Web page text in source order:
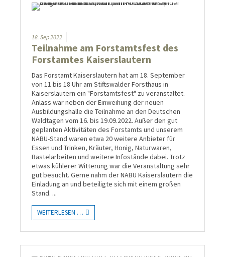
18. Sep 2022
Teilnahme am Forstamtsfest des
Forstamtes Kaiserslautern
Das Forstamt Kaiserslautern hat am 18. September
von 11 bis 18 Uhr am Stiftswalder Forsthaus in
Kaiserslautern ein "Forstamtsfest" zu veranstaltet.
Anlass war neben der Einweihung der neuen
Ausbildungshalle die Teilnahme an den Deutschen
Waldtagen vom 16. bis 19.09.2022. Außer den gut
geplanten Aktivitäten des Forstamts und unserem
NABU-Stand waren etwa 20 weitere Anbieter für
Essen und Trinken, Kräuter, Honig, Naturwaren,
Bastelarbeiten und weitere Infostände dabei. Trotz
etwas kühlerer Witterung war die Veranstaltung sehr
gut besucht. Gerne nahm der NABU Kaiserslautern die
Einladung an und beteiligte sich mit einem großen
Stand. ...
WEITERLESEN …